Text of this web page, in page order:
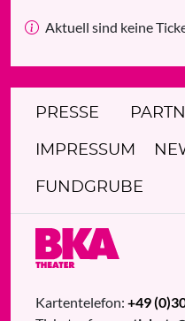
Aktuell sind keine
PRESSE
IMPRESSUM
FUNDGRUBE
Kartentelefon: +49